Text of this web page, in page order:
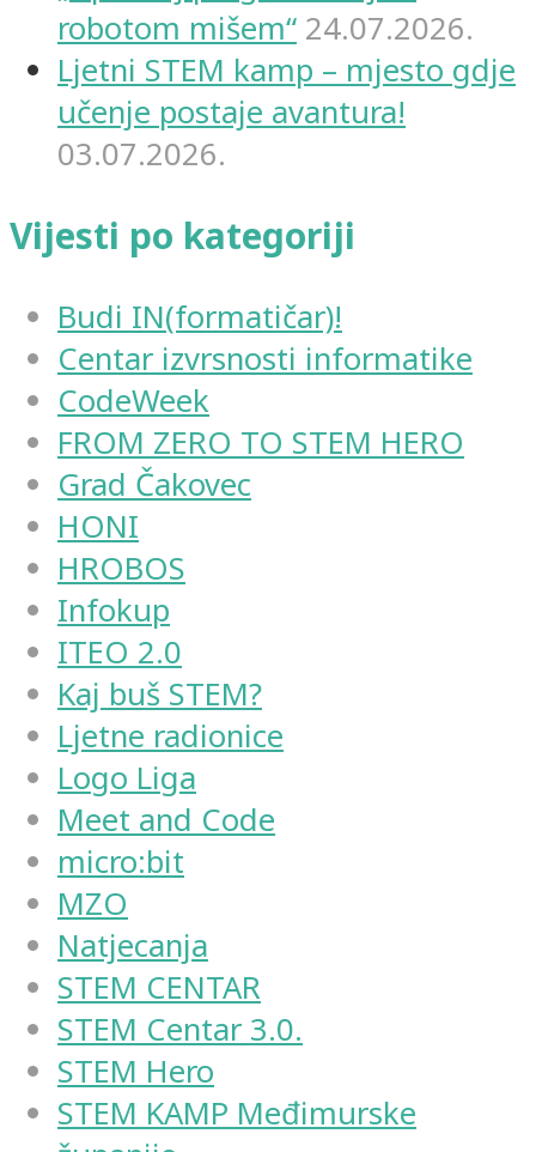
robotom mišem“ 24.07.2026.
Ljetni STEM kamp – mjesto gdje
učenje postaje avantura!
03.07.2026.
Vijesti po kategoriji
Budi IN(formatičar)!
Centar izvrsnosti informatike
CodeWeek
FROM ZERO TO STEM HERO
Grad Čakovec
HONI
HROBOS
Infokup
ITEO 2.0
Kaj buš STEM?
Ljetne radionice
Logo Liga
Meet and Code
micro:bit
MZO
Natjecanja
STEM CENTAR
STEM Centar 3.0.
STEM Hero
STEM KAMP Međimurske